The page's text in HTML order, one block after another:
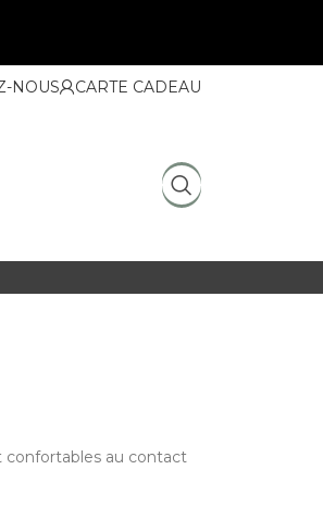
NOUS CARTE CADEAU
confortables au contact